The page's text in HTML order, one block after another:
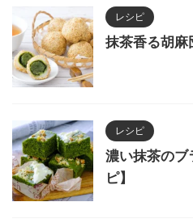
レシピ
抹茶香る胡麻
レシピ
濃い抹茶のブ
ピ】